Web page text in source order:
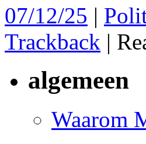
07/12/25 |
Trackback |
algemeen
Waarom